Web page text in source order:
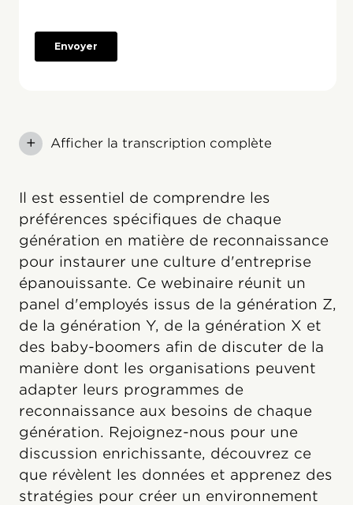
+ Afficher la transcription complète
Il est essentiel de comprendre les
préférences spécifiques de chaque
génération en matière de reconnaissance
pour instaurer une culture d'entreprise
épanouissante. Ce webinaire réunit un
panel d'employés issus de la génération Z,
de la génération Y, de la génération X et
des baby-boomers afin de discuter de la
manière dont les organisations peuvent
adapter leurs programmes de
reconnaissance aux besoins de chaque
génération. Rejoignez-nous pour une
discussion enrichissante, découvrez ce
que révèlent les données et apprenez des
stratégies pour créer un environnement